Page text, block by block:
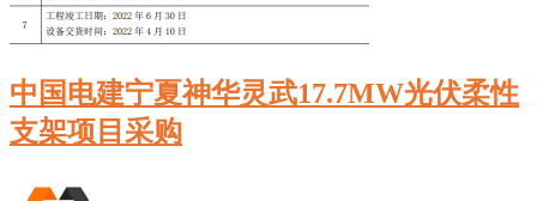
中国电建宁夏神华灵武17.7MW光伏柔性
支架项目采购